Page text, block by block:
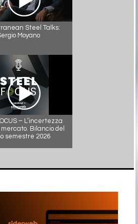
Steel Talks:
Moyano
– L’incertezza
Bilancio del
semestre 2026